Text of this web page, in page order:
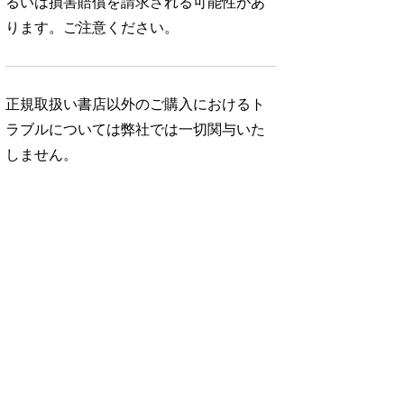
ります。ご注意ください。
正規取扱い書店以外のご購入におけるト
ラブルについては弊社では一切関与いた
しません。